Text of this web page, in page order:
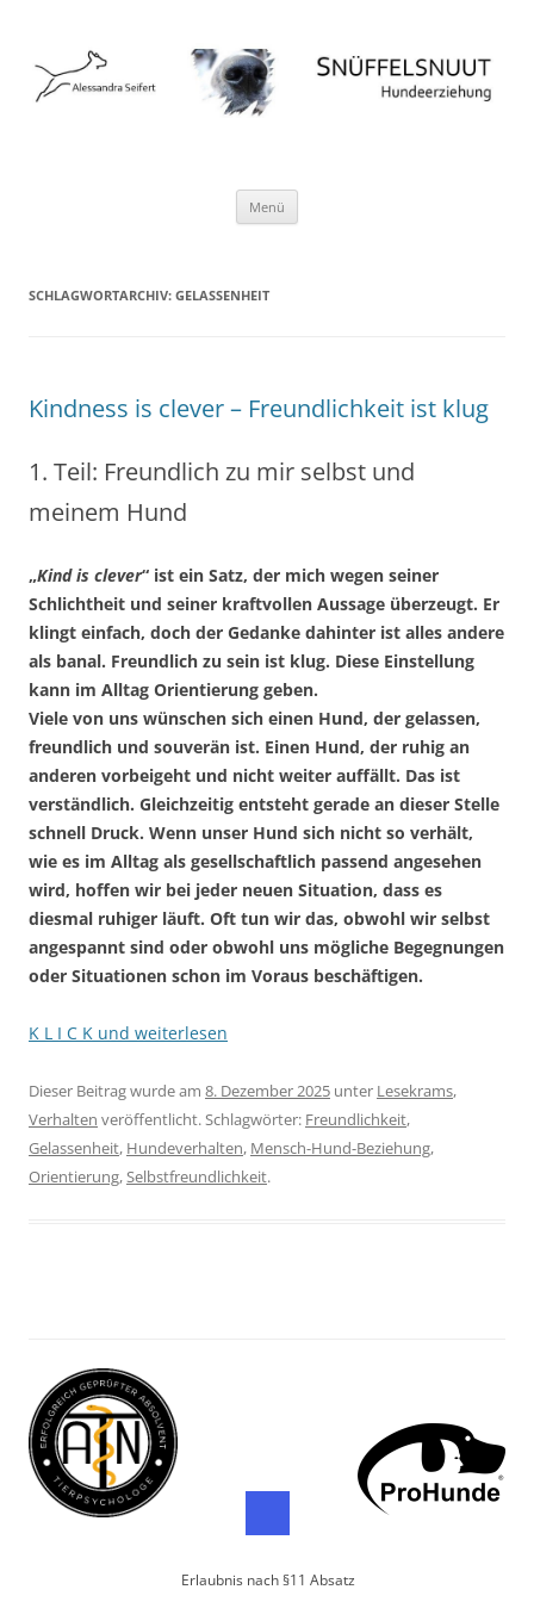
Menü
SCHLAGWORTARCHIV: GELASSENHEIT
Kindness is clever – Freundlichkeit ist klug
1. Teil: Freundlich zu mir selbst und
meinem Hund
„Kind is clever“ ist ein Satz, der mich wegen seiner
Schlichtheit und seiner kraftvollen Aussage überzeugt. Er
klingt einfach, doch der Gedanke dahinter ist alles andere
als banal. Freundlich zu sein ist klug. Diese Einstellung
kann im Alltag Orientierung geben.
Viele von uns wünschen sich einen Hund, der gelassen,
freundlich und souverän ist. Einen Hund, der ruhig an
anderen vorbeigeht und nicht weiter auffällt. Das ist
verständlich. Gleichzeitig entsteht gerade an dieser Stelle
schnell Druck. Wenn unser Hund sich nicht so verhält,
wie es im Alltag als gesellschaftlich passend angesehen
wird, hoffen wir bei jeder neuen Situation, dass es
diesmal ruhiger läuft. Oft tun wir das, obwohl wir selbst
angespannt sind oder obwohl uns mögliche Begegnungen
oder Situationen schon im Voraus beschäftigen.
K L I C K und weiterlesen
Dieser Beitrag wurde am 8. Dezember 2025 unter Lesekrams,
Verhalten veröffentlicht. Schlagwörter: Freundlichkeit,
Gelassenheit, Hundeverhalten, Mensch-Hund-Beziehung,
Orientierung, Selbstfreundlichkeit.
Erlaubnis nach §11 Absatz